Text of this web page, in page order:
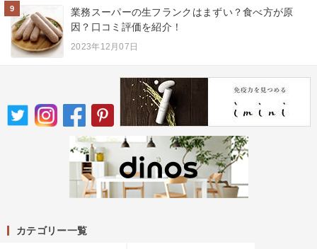
9
業務スーパーの生フランクはまずい？食べ方が原
因？口コミ評価を紹介！
2023年12月07日
カテゴリー一覧